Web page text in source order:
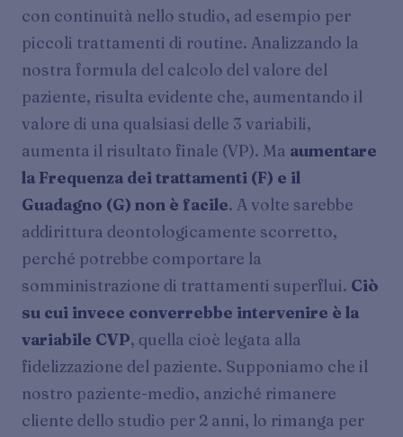
con continuità nello studio, ad esempio per
piccoli trattamenti di routine. Analizzando la
nostra formula del calcolo del valore del
paziente, risulta evidente che, aumentando il
valore di una qualsiasi delle 3 variabili,
aumenta il risultato finale (VP). Ma aumentare
la Frequenza dei trattamenti (F) e il
Guadagno (G) non è facile. A volte sarebbe
addirittura deontologicamente scorretto,
perché potrebbe comportare la
somministrazione di trattamenti superflui. Ciò
su cui invece converrebbe intervenire è la
variabile CVP, quella cioè legata alla
fidelizzazione del paziente. Supponiamo che il
nostro paziente-medio, anziché rimanere
cliente dello studio per 2 anni, lo rimanga per